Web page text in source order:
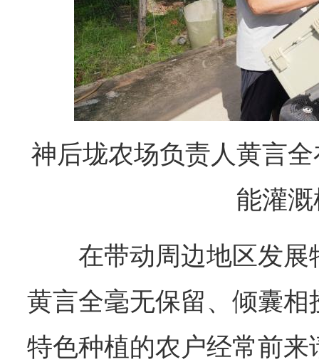
神后垅农场负责人黄言
能灌
在带动周边地区发
黄言全毫无保留、倾囊
特色种植的农户经常前